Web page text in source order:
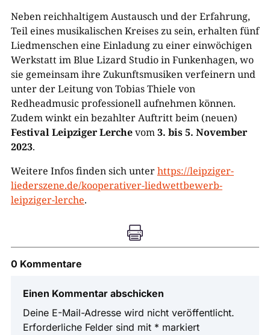
Neben reichhaltigem Austausch und der Erfahrung,
Teil eines musikalischen Kreises zu sein, erhalten fünf
Liedmenschen eine Einladung zu einer einwöchigen
Werkstatt im Blue Lizard Studio in Funkenhagen, wo
sie gemeinsam ihre Zukunftsmusiken verfeinern und
unter der Leitung von Tobias Thiele von
Redheadmusic professionell aufnehmen können.
Zudem winkt ein bezahlter Auftritt beim (neuen)
Festival Leipziger Lerchevom3. bis 5. November
2023.
Weitere Infos finden sich unterhttps://leipziger-
liederszene.de/kooperativer-liedwettbewerb-
leipziger-lerche.

0 Kommentare
Einen Kommentar abschicken
Deine E-Mail-Adresse wird nicht veröffentlicht.
Erforderliche Felder sind mit * markiert